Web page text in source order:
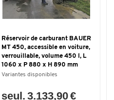
Réservoir de carburant BAUER
MT 450, accessible en voiture,
verrouillable, volume 450 l, L
1060 x P 880 x H 890 mm
Variantes disponibles
seul. 3.133,90 €